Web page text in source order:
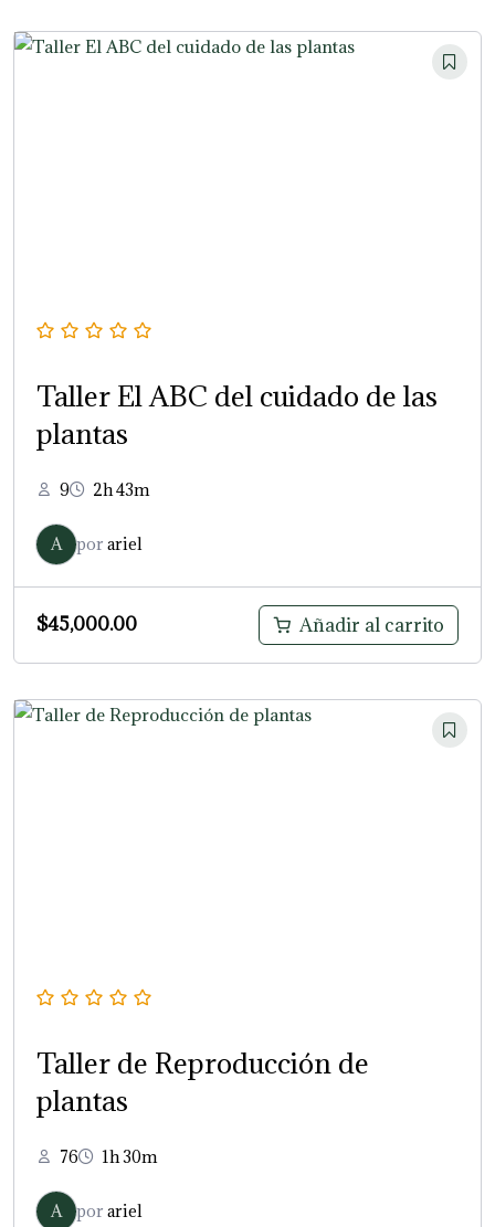
Taller El ABC del cuidado de las
plantas
9 2h 43m
A por ariel
$45,000.00 Añadir al carrito
Taller de Reproducción de
plantas
76 1h 30m
A por ariel